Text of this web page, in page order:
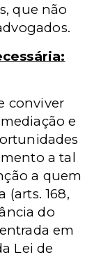
que não
conviver
e
a tal
a quem
(arts. 168,
do
em
Lei de